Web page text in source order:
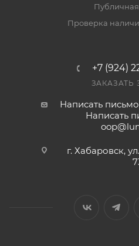
Проверка
+7 (924)
ЗАКАЗАТЬ
Написать
Написать
г. Хабаровск,